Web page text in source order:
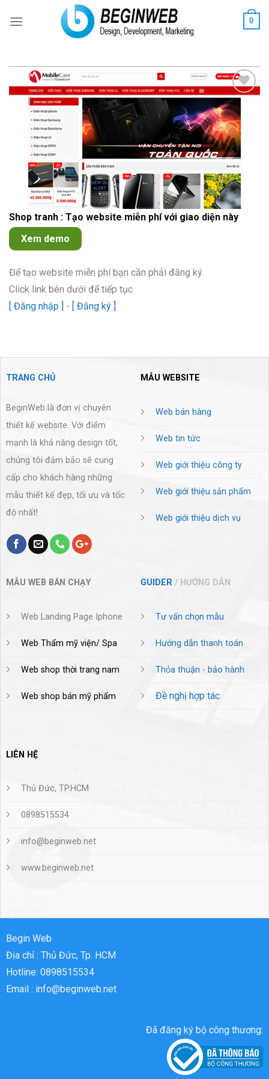
0
Add to
Wishlist
Shop tranh : Tạo website miễn phí với giao diện này
Xem demo
Để tạo website miễn phí bạn cần phải đăng ký.
Click link bên dưới để tiếp tục
[ Đăng nhập ]
- [ Đăng ký ]
TRANG CHỦ
BeginWeb là đơn vị chuyên
thiết kế website. Với điểm
mạnh là khả năng design tốt,
chúng tôi đảm bảo sẽ cung
cấp cho khách hàng những
mẫu thiết kế đẹp, tối ưu và tốc
độ nhất!
MẪU WEBSITE
Web bán hàng
Web tin tức
Web giới thiệu công ty
Web giới thiệu sản phẩm
Web giới thiệu dịch vụ
MẪU WEB BÁN CHẠY
Web Landing Page Iphone
Web Thẩm mỹ viện/ Spa
Web shop thời trang nam
Web shop bán mỹ phẩm
GUIDER / HƯỚNG DẪN
Tư vấn chọn mẫu
Hướng dẫn thanh toán
Thỏa thuận - bảo hành
Đề nghị hợp tác
LIÊN HỆ
Thủ Đức, TP.HCM
0898515534
info@beginweb.net
www.beginweb.net
Begin Web
Địa chỉ : Thủ Đức, Tp. HCM
Hotline: 0898515534
Email : info@beginweb.net
Đã đăng ký bộ công thương: